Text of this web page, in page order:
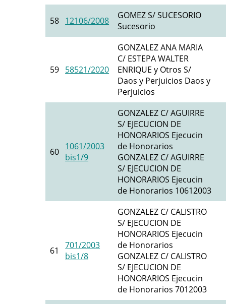
58 12106/2008
GOMEZ S/ SUCESORIO
Sucesorio
59 58521/2020
GONZALEZ ANA MARIA
C/ ESTEPA WALTER
ENRIQUE y Otros S/
Daos y Perjuicios Daos y
Perjuicios
60
1061/2003
bis1/9
GONZALEZ C/ AGUIRRE
S/ EJECUCION DE
HONORARIOS Ejecucin
de Honorarios
GONZALEZ C/ AGUIRRE
S/ EJECUCION DE
HONORARIOS Ejecucin
de Honorarios 10612003
61
701/2003
bis1/8
GONZALEZ C/ CALISTRO
S/ EJECUCION DE
HONORARIOS Ejecucin
de Honorarios
GONZALEZ C/ CALISTRO
S/ EJECUCION DE
HONORARIOS Ejecucin
de Honorarios 7012003